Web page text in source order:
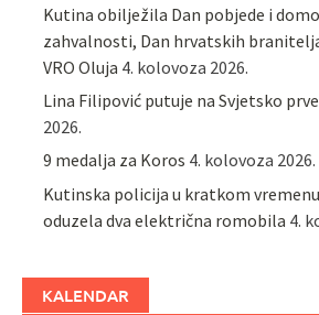
Kutina obilježila Dan pobjede i
zahvalnosti, Dan hrvatskih
VRO Oluja 4. kolovoza 2026.
Lina Filipović putuje na Svjetsko
2026.
9 medalja za Koros 4. kolovoza 2026.
Kutinska policija u kratkom
oduzela dva električna romobila 4.
KALENDAR